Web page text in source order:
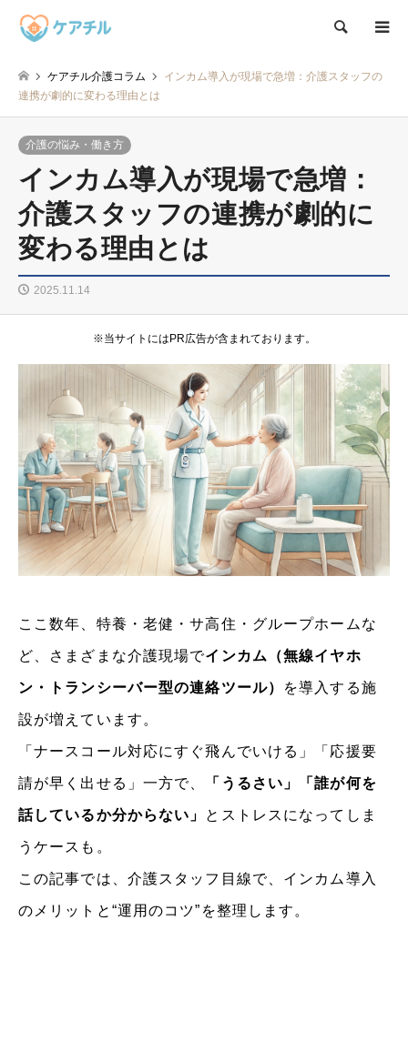
検索
ケアチル介護コラム
インカム導入が現場で急増：介護スタッフの
連携が劇的に変わる理由とは
介護の悩み・働き方
インカム導入が現場で急増：
介護スタッフの連携が劇的に
変わる理由とは
2025.11.14
※当サイトにはPR広告が含まれております。
ここ数年、特養・老健・サ高住・グループホームな
ど、さまざまな介護現場でインカム（無線イヤホ
ン・トランシーバー型の連絡ツール） を導入する施
設が増えています。
「ナースコール対応にすぐ飛んでいける」「応援要
請が早く出せる」一方で、 「うるさい」「誰が何を
話しているか分からない」 とストレスになってしま
うケースも。
この記事では、介護スタッフ目線で、インカム導入
のメリットと“運用のコツ”を整理します。